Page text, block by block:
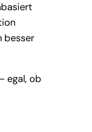
besser
egal, ob